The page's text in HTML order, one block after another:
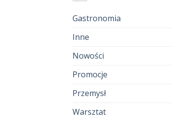
Gastronomia
Inne
Nowości
Promocje
Przemysł
Warsztat